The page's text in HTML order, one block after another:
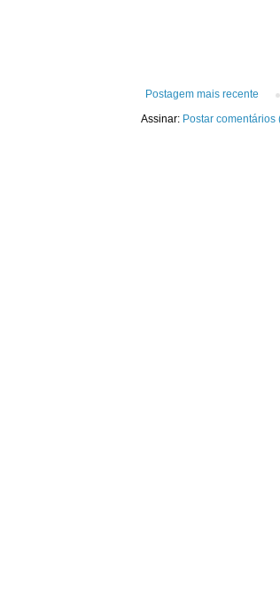
Postagem mais recente
Assinar: Postar comentários